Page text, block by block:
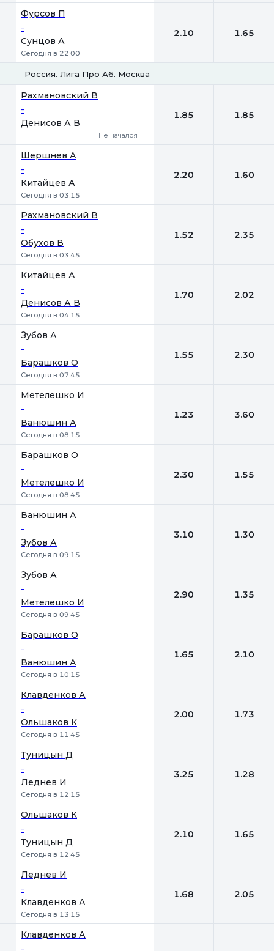
Фурсов П
-
Сунцов А
Сегодня в 22:00
2.10 1.65
Россия. Лига Про А6. Москва
Рахмановский В
-
Денисов А В
Не начался
1.85 1.85
Шершнев А
-
Китайцев А
Сегодня в 03:15
2.20 1.60
Рахмановский В
-
Обухов В
Сегодня в 03:45
1.52 2.35
Китайцев А
-
Денисов А В
Сегодня в 04:15
1.70 2.02
Зубов А
-
Барашков О
Сегодня в 07:45
1.55 2.30
Метелешко И
-
Ванюшин А
Сегодня в 08:15
1.23 3.60
Барашков О
-
Метелешко И
Сегодня в 08:45
2.30 1.55
Ванюшин А
-
Зубов А
Сегодня в 09:15
3.10 1.30
Зубов А
-
Метелешко И
Сегодня в 09:45
2.90 1.35
Барашков О
-
Ванюшин А
Сегодня в 10:15
1.65 2.10
Клавденков А
-
Ольшаков К
Сегодня в 11:45
2.00 1.73
Туницын Д
-
Леднев И
Сегодня в 12:15
3.25 1.28
Ольшаков К
-
Туницын Д
Сегодня в 12:45
2.10 1.65
Леднев И
-
Клавденков А
Сегодня в 13:15
1.68 2.05
Клавденков А
-